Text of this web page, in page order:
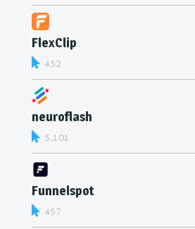
FlexClip
452
neuroflash
5.101
Funnelspot
457